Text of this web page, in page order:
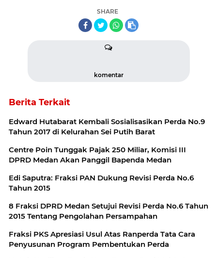
SHARE
komentar
Berita Terkait
Edward Hutabarat Kembali Sosialisasikan Perda No.9
Tahun 2017 di Kelurahan Sei Putih Barat
Centre Poin Tunggak Pajak 250 Miliar, Komisi III
DPRD Medan Akan Panggil Bapenda Medan
Edi Saputra: Fraksi PAN Dukung Revisi Perda No.6
Tahun 2015
8 Fraksi DPRD Medan Setujui Revisi Perda No.6 Tahun
2015 Tentang Pengolahan Persampahan
Fraksi PKS Apresiasi Usul Atas Ranperda Tata Cara
Penyusunan Program Pembentukan Perda